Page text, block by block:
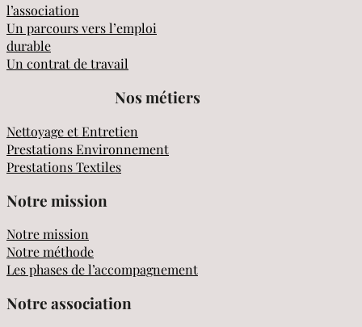
l’association
Un parcours vers l’emploi
durable
Un contrat de travail
Nos métiers
Nettoyage et Entretien
Prestations Environnement
Prestations Textiles
Notre mission
Notre mission
Notre méthode
Les phases de l’accompagnement
Notre association